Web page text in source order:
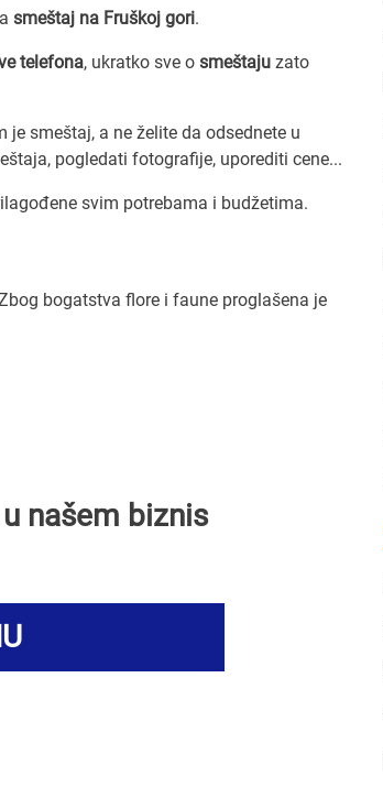
smeštaj na Fruškoj gori.
telefona, ukratko sve o smeštaju zato
smeštaj, a ne želite da odsednete u
pogledati fotografije, uporediti cene...
svim potrebama i budžetima.
bogatstva flore i faune proglašena je
našem biznis